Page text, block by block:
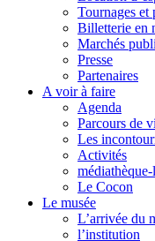
Tournages et
Billetterie en
Marchés
Presse
Partenaires
A voir à faire
Agenda
Parcours de
Les
Activités
Le Cocon
Le musée
L’arrivée du
l’institution